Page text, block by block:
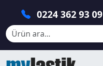
0224 362 93 09